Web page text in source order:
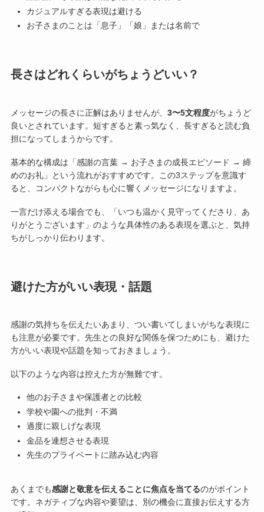
カジュアルすぎる表現は避ける
お子さまのことは「息子」「娘」または名前で
長さはどれくらいがちょうどいい？
メッセージの長さに正解はありませんが、 3〜5文程度がちょうど
良いとされています。短すぎると素っ気なく、長すぎると読む負
担になってしまうからです。
基本的な構成は「感謝の言葉 → お子さまの成長エピソード → 締
めのお礼」という流れがおすすめです。この3ステップを意識す
ると、コンパクトながらも心に響くメッセージになりますよ。
一言だけ添える場合でも、「いつも温かく見守ってくださり、あ
りがとうございます」のような具体性のある表現を選ぶと、気持
ちがしっかり伝わります。
避けた方がいい表現・話題
感謝の気持ちを伝えたいあまり、つい書いてしまいがちな表現に
も注意が必要です。先生との良好な関係を保つためにも、避けた
方がいい表現や話題を知っておきましょう。
以下のような内容は控えた方が無難です。
他のお子さまや保護者との比較
学校や園への批判・不満
過度に親しげな表現
金品を連想させる表現
先生のプライベートに踏み込む内容
あくまでも感謝と敬意を伝えることに焦点を当てるのがポイント
です。ネガティブな内容や要望は、別の機会に直接お伝えする方